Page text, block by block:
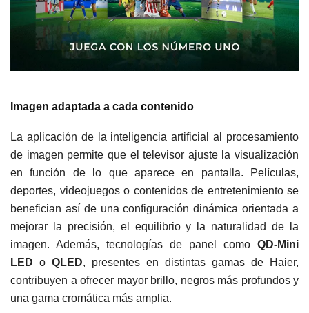
Imagen adaptada a cada contenido
La aplicación de la inteligencia artificial al procesamiento
de imagen permite que el televisor ajuste la visualización
en función de lo que aparece en pantalla. Películas,
deportes, videojuegos o contenidos de entretenimiento se
benefician así de una configuración dinámica orientada a
mejorar la precisión, el equilibrio y la naturalidad de la
imagen. Además, tecnologías de panel como QD-Mini
LED o QLED, presentes en distintas gamas de Haier,
contribuyen a ofrecer mayor brillo, negros más profundos y
una gama cromática más amplia.